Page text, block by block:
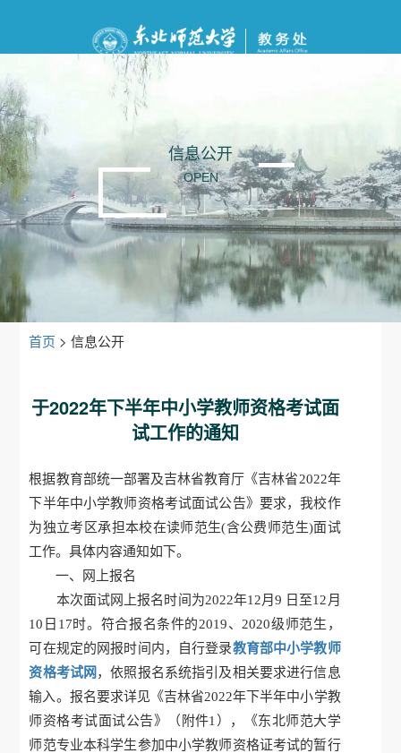
信息公开
OPEN
首页 > 信息公开
于2022年下半年中小学教师资格考试面
试工作的通知
根据教育部统一部署及吉林省教育厅《吉林省2022年
下半年中小学教师资格考试面试公告》要求，我校作
为独立考区承担本校在读师范生(含公费师范生)面试
工作。具体内容通知如下。
一、网上报名
本次面试网上报名时间为2022年12月9 日至12月
10日17时。符合报名条件的2019、2020级师范生，
可在规定的网报时间内，自行登录教育部中小学教师
资格考试网 ，依照报名系统指引及相关要求进行信息
输入。报名要求详见《吉林省2022年下半年中小学教
师资格考试面试公告》（附件1），《东北师范大学
师范专业本科学生参加中小学教师资格证考试的暂行